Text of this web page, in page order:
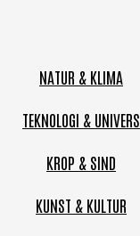
NATUR & KLIMA
TEKNOLOGI & UNIVERS
KROP & SIND
KUNST & KULTUR